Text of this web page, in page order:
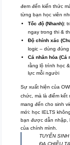
đem đến kiến thức
từng bạn học viên
Tốc độ (Nhanh):
ngay trong thi &
Độ chính xác
logic – dùng
Cá nhân hóa (Cá
rằng lộ trình học
lực mỗi người
Sự xuất hiện của
chức, mà là điểm
mang đến cho sinh
mới: học IELTS
bạn được dẫn nhập,
của chính mình.
TUYỂN
ĐA CHIỀU